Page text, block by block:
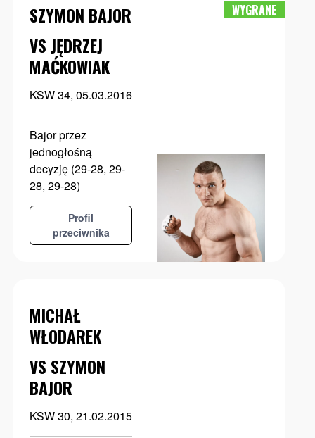
SZYMON BAJOR
VS JĘDRZEJ
MAĆKOWIAK
KSW 34, 05.03.2016
Bajor przez
jednogłośną
decyzję (29-28, 29-
28, 29-28)
Profil
przeciwnika
WYGRANE
MICHAŁ
WŁODAREK
VS SZYMON
BAJOR
KSW 30, 21.02.2015